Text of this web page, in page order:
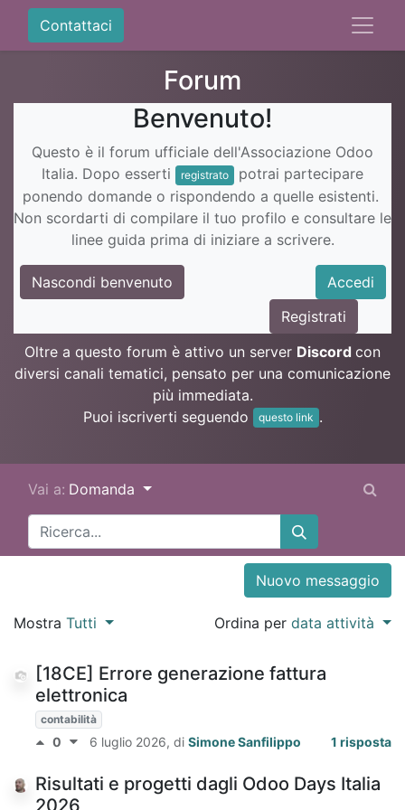
Contattaci
Forum
Benvenuto!
Questo è il forum ufficiale dell'Associazione Odoo
Italia. Dopo esserti
registrato
potrai partecipare
ponendo domande o rispondendo a quelle esistenti.
Non scordarti di compilare il tuo profilo e consultare le
linee guida prima di iniziare a scrivere.
Nascondi benvenuto
Accedi
Registrati
Oltre a questo forum è attivo un server Discord con
diversi canali tematici, pensato per una comunicazione
più immediata.
Puoi iscriverti seguendo
questo link .
Vai a: Domanda
Nuovo messaggio
Mostra Tutti Ordina perdata attività
[18CE] Errore generazione fattura
elettronica
contabilità
0 6 luglio 2026, di Simone Sanfilippo 1 risposta
Risultati e progetti dagli Odoo Days Italia